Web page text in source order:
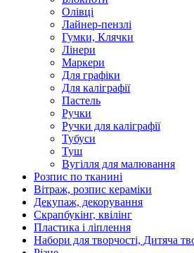
Олівці
Лайнер-пензлі
Гумки, Клячки
Лінери
Маркери
Для графіки
Для каліграфії
Пастель
Ручки
Ручки для каліграфії
Тубуси
Туш
Вугілля для малювання
Розпис по тканині
Вітраж, розпис кераміки
Декупаж, декорування
Скрапбукінг, квілінг
Пластика і ліплення
Набори для творчості, Дитяча